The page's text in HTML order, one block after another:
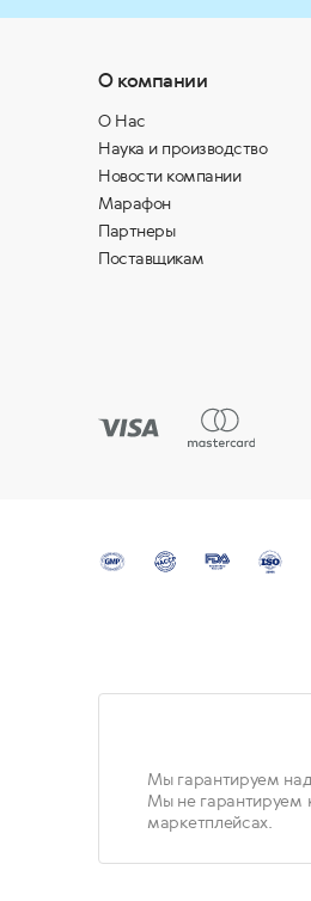
О компании
О Нас
Наука и производство
Новости компании
Марафон
Партнеры
Поставщикам
Мы гарантируем
Мы не гарантируем
маркетплейсах.